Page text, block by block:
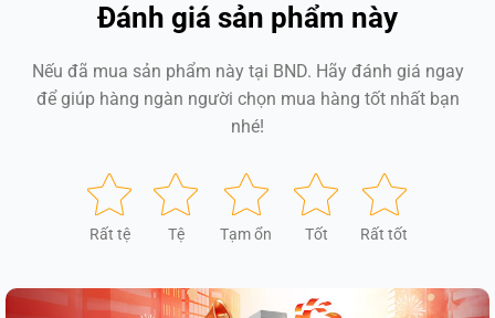
Đánh giá sản phẩm này
Nếu đã mua sản phẩm này tại BND. Hãy đánh giá ngay
để giúp hàng ngàn người chọn mua hàng tốt nhất bạn
nhé!
Rất tệ Tệ Tạm ổn Tốt Rất tốt